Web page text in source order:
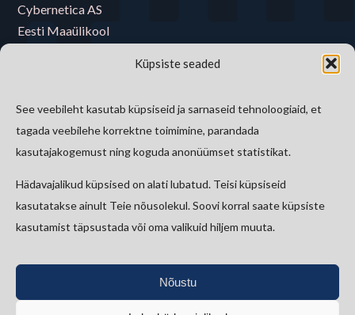
Küpsiste seaded
See veebileht kasutab küpsiseid ja sarnaseid tehnoloogiaid, et
tagada veebilehe korrektne toimimine, parandada
kasutajakogemust ning koguda anonüümset statistikat.
Hädavajalikud küpsised on alati lubatud. Teisi küpsiseid
kasutatakse ainult Teie nõusolekul. Soovi korral saate küpsiste
kasutamist täpsustada või oma valikuid hiljem muuta.
Nõustu
Cybernetica AS
Eesti Maaülikool
Eesti Raamatukoguvõrgu Konsortsium
E-riigi Akadeemia Sihtasutus
Tallinna Tehnikaülikool
Kontakt